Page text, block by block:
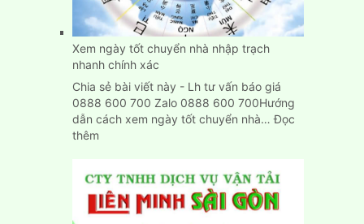
Rẻ
Tại
Bình
Dương
Xem ngày tốt chuyển nhà nhập trạch
nhanh chính xác
Chia sẻ bài viết này - Lh tư vấn báo giá
0888 600 700 Zalo 0888 600 700Hướng
dẫn cách xem ngày tốt chuyển nhà…Đọc
thêm:
tốt
chuyển
nhà